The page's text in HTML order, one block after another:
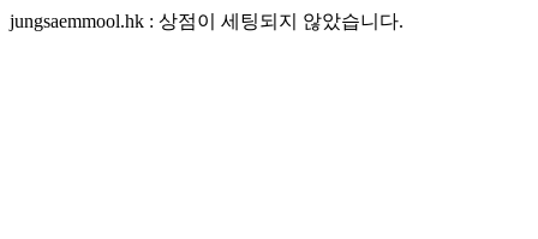
jungsaemmool.hk : 상점이 세팅되지 않았습니다.